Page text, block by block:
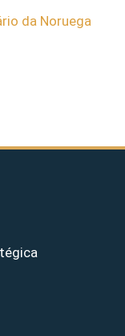
da Noruega